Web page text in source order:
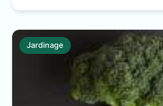
Jardinage